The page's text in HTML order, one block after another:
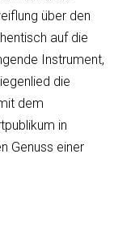
über den
auf die
Instrument,
die
dem
in
Genuss einer